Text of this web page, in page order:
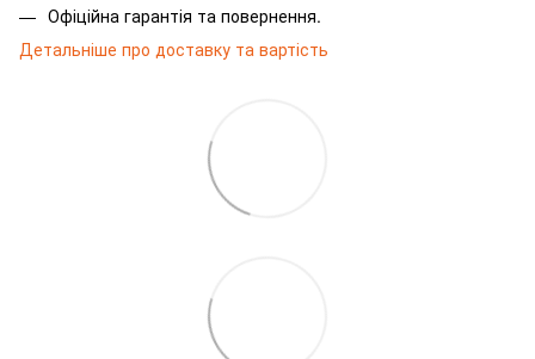
Офіційна гарантія та повернення.
Детальніше про доставку та вартість